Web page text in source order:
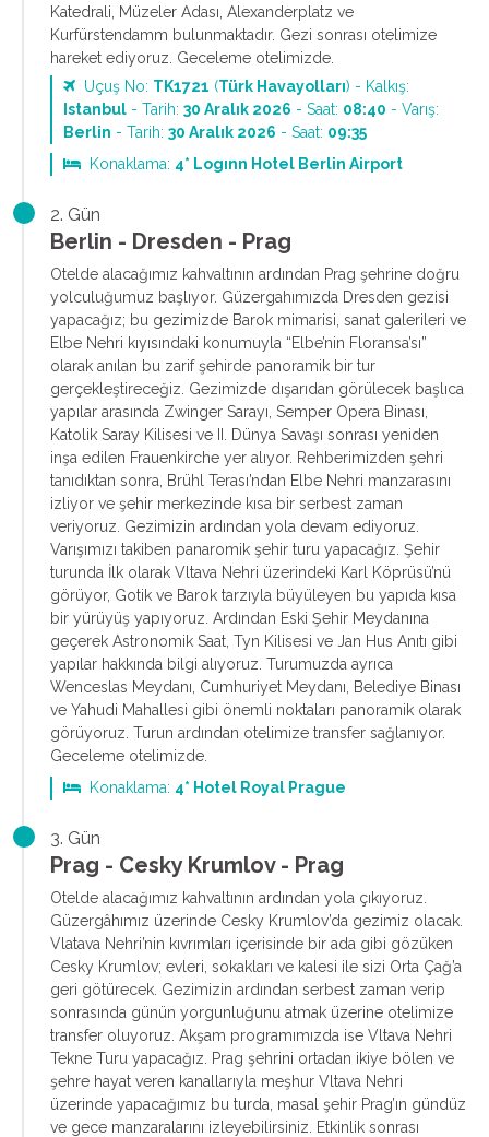
Katedrali, Müzeler Adası, Alexanderplatz ve
Kurfürstendamm bulunmaktadır. Gezi sonrası otelimize
hareket ediyoruz. Geceleme otelimizde.
Uçuş No: TK1721 (Türk Havayolları) - Kalkış:
Istanbul - Tarih: 30 Aralık 2026 - Saat: 08:40 - Varış:
Berlin - Tarih: 30 Aralık 2026 - Saat: 09:35
Konaklama: 4* Logınn Hotel Berlin Airport
2. Gün
Berlin - Dresden - Prag
Otelde alacağımız kahvaltının ardından Prag şehrine doğru
yolculuğumuz başlıyor. Güzergahımızda Dresden gezisi
yapacağız; bu gezimizde Barok mimarisi, sanat galerileri ve
Elbe Nehri kıyısındaki konumuyla “Elbe’nin Floransa’sı”
olarak anılan bu zarif şehirde panoramik bir tur
gerçekleştireceğiz. Gezimizde dışarıdan görülecek başlıca
yapılar arasında Zwinger Sarayı, Semper Opera Binası,
Katolik Saray Kilisesi ve II. Dünya Savaşı sonrası yeniden
inşa edilen Frauenkirche yer alıyor. Rehberimizden şehri
tanıdıktan sonra, Brühl Terası’ndan Elbe Nehri manzarasını
izliyor ve şehir merkezinde kısa bir serbest zaman
veriyoruz. Gezimizin ardından yola devam ediyoruz.
Varışımızı takiben panaromik şehir turu yapacağız. Şehir
turunda İlk olarak Vltava Nehri üzerindeki Karl Köprüsü’nü
görüyor, Gotik ve Barok tarzıyla büyüleyen bu yapıda kısa
bir yürüyüş yapıyoruz. Ardından Eski Şehir Meydanına
geçerek Astronomik Saat, Tyn Kilisesi ve Jan Hus Anıtı gibi
yapılar hakkında bilgi alıyoruz. Turumuzda ayrıca
Wenceslas Meydanı, Cumhuriyet Meydanı, Belediye Binası
ve Yahudi Mahallesi gibi önemli noktaları panoramik olarak
görüyoruz. Turun ardından otelimize transfer sağlanıyor.
Geceleme otelimizde.
Konaklama: 4* Hotel Royal Prague
3. Gün
Prag - Cesky Krumlov - Prag
Otelde alacağımız kahvaltının ardından yola çıkıyoruz.
Güzergâhımız üzerinde Cesky Krumlov’da gezimiz olacak.
Vlatava Nehri’nin kıvrımları içerisinde bir ada gibi gözüken
Cesky Krumlov; evleri, sokakları ve kalesi ile sizi Orta Çağ’a
geri götürecek. Gezimizin ardından serbest zaman verip
sonrasında günün yorgunluğunu atmak üzerine otelimize
transfer oluyoruz. Akşam programımızda ise Vltava Nehri
Tekne Turu yapacağız. Prag şehrini ortadan ikiye bölen ve
şehre hayat veren kanallarıyla meşhur Vltava Nehri
üzerinde yapacağımız bu turda, masal şehir Prag’ın gündüz
ve gece manzaralarını izleyebilirsiniz. Etkinlik sonrası